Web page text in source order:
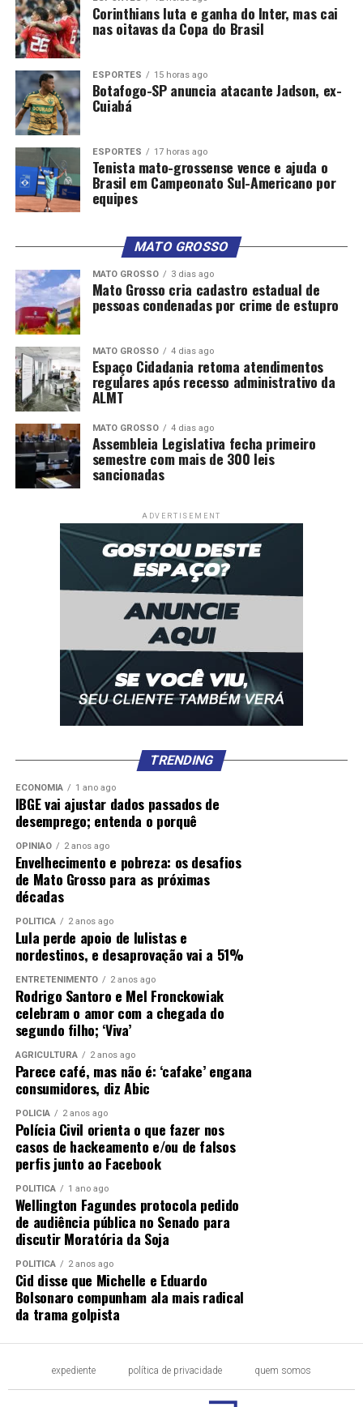
Corinthians luta e ganha do Inter, mas cai
nas oitavas da Copa do Brasil
ESPORTES 15 horas ago
Botafogo-SP anuncia atacante Jadson, ex-
Cuiabá
ESPORTES 17 horas ago
Tenista mato-grossense vence e ajuda o
Brasil em Campeonato Sul-Americano por
equipes
MATO GROSSO
MATO GROSSO 3 dias ago
Mato Grosso cria cadastro estadual de
pessoas condenadas por crime de estupro
MATO GROSSO 4 dias ago
Espaço Cidadania retoma atendimentos
regulares após recesso administrativo da
ALMT
MATO GROSSO 4 dias ago
Assembleia Legislativa fecha primeiro
semestre com mais de 300 leis
sancionadas
ADVERTISEMENT
TRENDING
ECONOMIA 1 ano ago
IBGE vai ajustar dados passados de
desemprego; entenda o porquê
OPINIÃO 2 anos ago
Envelhecimento e pobreza: os desafios
de Mato Grosso para as próximas
décadas
POLÍTICA 2 anos ago
Lula perde apoio de lulistas e
nordestinos, e desaprovação vai a 51%
ENTRETENIMENTO 2 anos ago
Rodrigo Santoro e Mel Fronckowiak
celebram o amor com a chegada do
segundo filho; ‘Viva’
AGRICULTURA 2 anos ago
Parece café, mas não é: ‘cafake’ engana
consumidores, diz Abic
POLÍCIA 2 anos ago
Polícia Civil orienta o que fazer nos
casos de hackeamento e/ou de falsos
perfis junto ao Facebook
POLÍTICA 1 ano ago
Wellington Fagundes protocola pedido
de audiência pública no Senado para
discutir Moratória da Soja
POLÍTICA 2 anos ago
Cid disse que Michelle e Eduardo
Bolsonaro compunham ala mais radical
da trama golpista
expediente política de privacidade quem somos